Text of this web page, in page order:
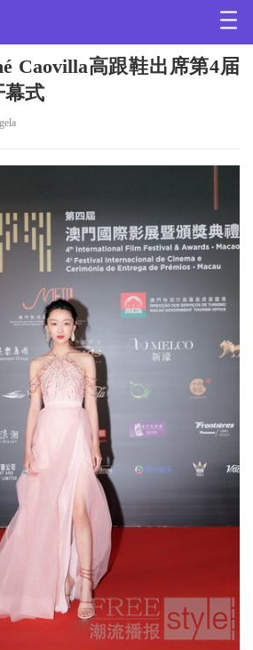
Caovilla高跟鞋出席第4届
幕式